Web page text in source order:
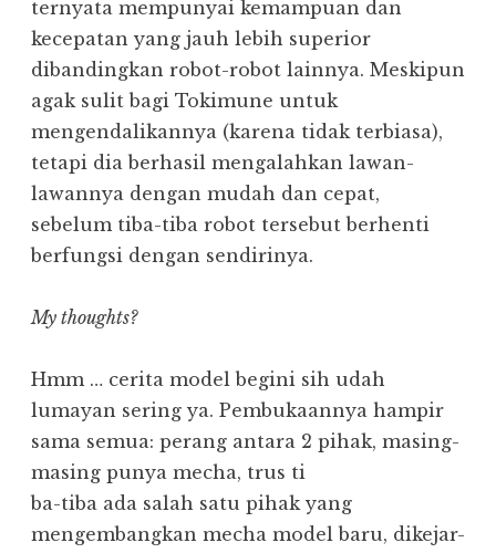
ternyata mempunyai kemampuan dan
kecepatan yang jauh lebih superior
dibandingkan robot-robot lainnya. Meskipun
agak sulit bagi Tokimune untuk
mengendalikannya (karena tidak terbiasa),
tetapi dia berhasil mengalahkan lawan-
lawannya dengan mudah dan cepat,
sebelum tiba-tiba robot tersebut berhenti
berfungsi dengan sendirinya.
My thoughts?
Hmm … cerita model begini sih udah
lumayan sering ya. Pembukaannya hampir
sama semua: perang antara 2 pihak, masing-
masing punya mecha, trus ti
ba-tiba ada salah satu pihak yang
mengembangkan mecha model baru, dikejar-